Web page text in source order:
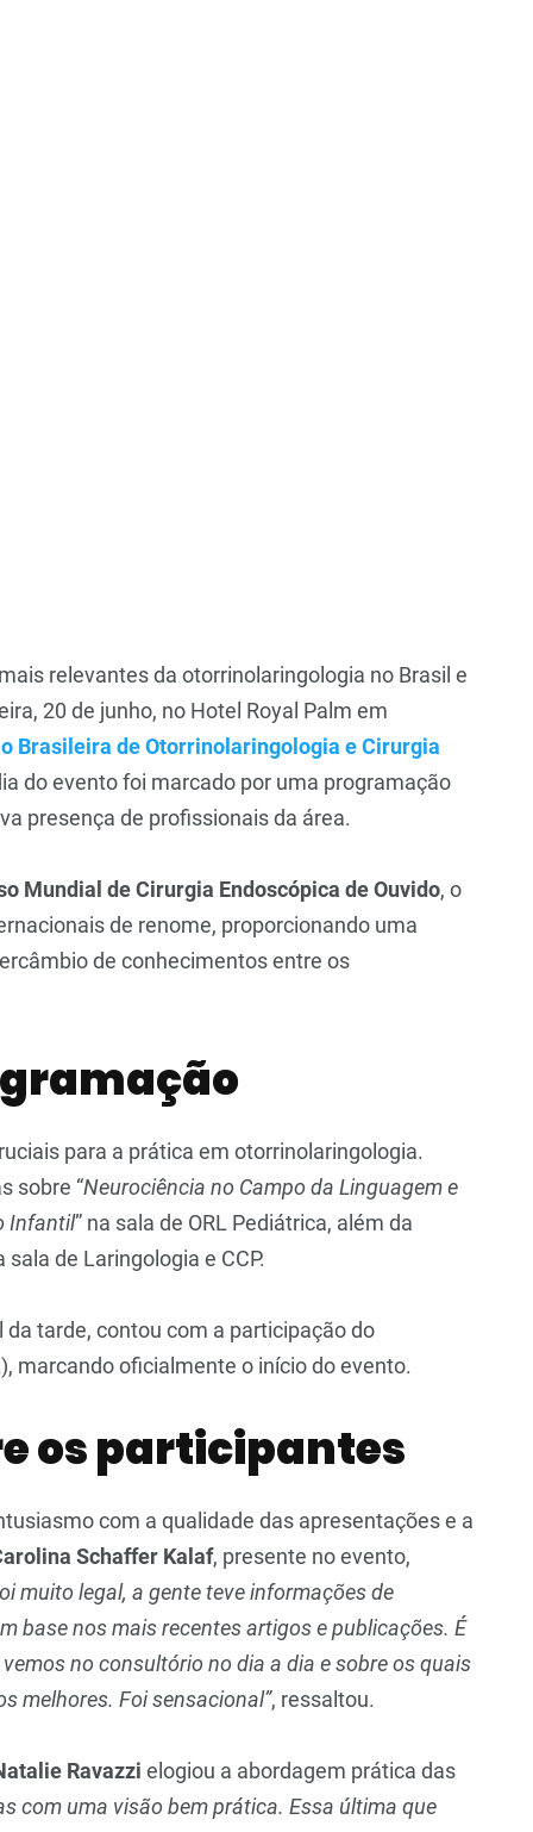
relevantes da otorrinolaringologia no Brasil e
20 de junho, no Hotel Royal Palm em
Brasileira de Otorrinolaringologia e Cirurgia
do evento foi marcado por uma programação
presença de profissionais da área.
Mundial de Cirurgia Endoscópica de Ouvido, o
de renome, proporcionando uma
de conhecimentos entre os
para a prática em otorrinolaringologia.
sobre “Neurociência no Campo da Linguagem e
Infantil” na sala de ORL Pediátrica, além da
sala de Laringologia e CCP.
tarde, contou com a participação do
marcando oficialmente o início do evento.
os participantes
com a qualidade das apresentações e a
Schaffer Kalaf, presente no evento,
muito legal, a gente teve informações de
base nos mais recentes artigos e publicações. É
no consultório no dia a dia e sobre os quais
melhores. Foi sensacional”, ressaltou.
Ravazzi elogiou a abordagem prática das
com uma visão bem prática. Essa última que